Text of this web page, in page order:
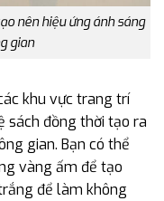
nên hiệu ứng ánh sáng
gian
khu vực trang trí
sách đồng thời tạo ra
gian. Bạn có thể
vàng ấm để tạo
để làm không